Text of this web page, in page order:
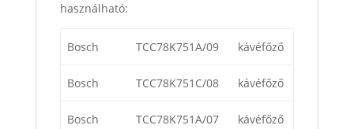
használható:
Bosch TCC78K751A/09 kávéfőző
Bosch TCC78K751C/08 kávéfőző
Bosch TCC78K751A/07 kávéfőző